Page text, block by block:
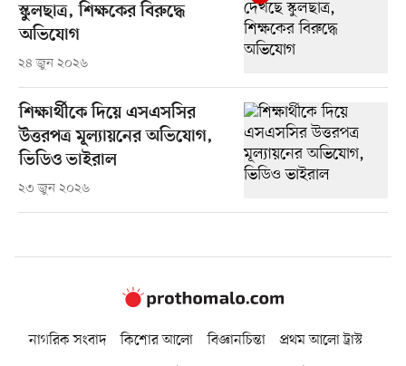
স্কুলছাত্র, শিক্ষকের বিরুদ্ধে
অভিযোগ
২৪ জুন ২০২৬
শিক্ষার্থীকে দিয়ে এসএসসির
উত্তরপত্র মূল্যায়নের অভিযোগ,
ভিডিও ভাইরাল
২৩ জুন ২০২৬
নাগরিক সংবাদ কিশোর আলো বিজ্ঞানচিন্তা
প্রথম আলো ট্রাস্ট